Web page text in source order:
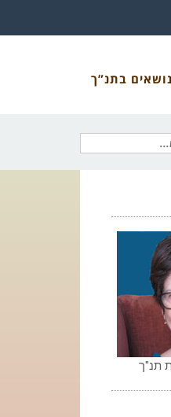
נושאים בתנ”ך
תנ"ך